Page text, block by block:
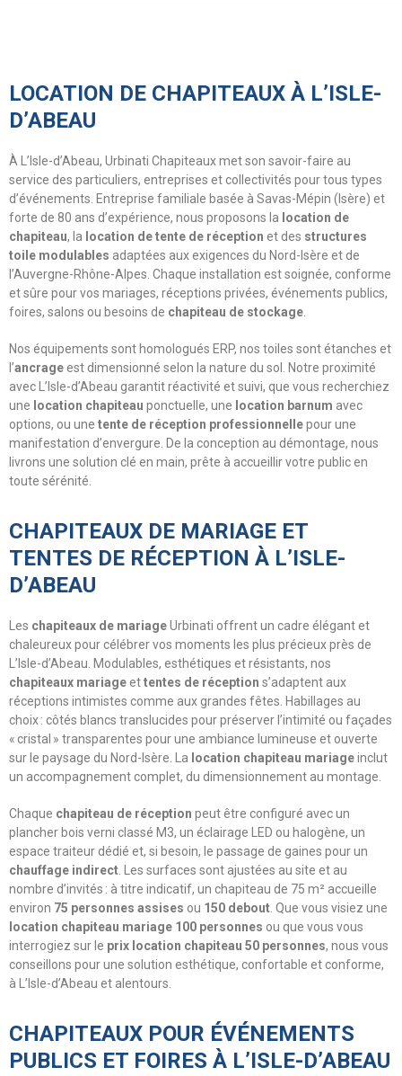
LOCATION DE CHAPITEAUX À L’ISLE-
D’ABEAU
À L’Isle-d’Abeau, Urbinati Chapiteaux met son savoir-faire au
service des particuliers, entreprises et collectivités pour tous types
d’événements. Entreprise familiale basée à Savas-Mépin (Isère) et
forte de 80 ans d’expérience, nous proposons la location de
chapiteau, la location de tente de réception et des structures
toile modulables adaptées aux exigences du Nord-Isère et de
l’Auvergne-Rhône-Alpes. Chaque installation est soignée, conforme
et sûre pour vos mariages, réceptions privées, événements publics,
foires, salons ou besoins de chapiteau de stockage.
Nos équipements sont homologués ERP, nos toiles sont étanches et
l’ancrageest dimensionné selon la nature du sol. Notre proximité
avec L’Isle-d’Abeau garantit réactivité et suivi, que vous recherchiez
une location chapiteau ponctuelle, une location barnum avec
options, ou une tente de réception professionnellepour une
manifestation d’envergure. De la conception au démontage, nous
livrons une solution clé en main, prête à accueillir votre public en
toute sérénité.
CHAPITEAUX DE MARIAGE ET
TENTES DE RÉCEPTION À L’ISLE-
D’ABEAU
Les chapiteaux de mariageUrbinati offrent un cadre élégant et
chaleureux pour célébrer vos moments les plus précieux près de
L’Isle-d’Abeau. Modulables, esthétiques et résistants, nos
chapiteaux mariageettentes de réception s’adaptent aux
réceptions intimistes comme aux grandes fêtes. Habillages au
choix : côtés blancs translucides pour préserver l’intimité ou façades
« cristal » transparentes pour une ambiance lumineuse et ouverte
sur le paysage du Nord-Isère. La location chapiteau mariageinclut
un accompagnement complet, du dimensionnement au montage.
Chaque chapiteau de réception peut être configuré avec un
plancher bois verni classé M3, un éclairage LED ou halogène, un
espace traiteur dédié et, si besoin, le passage de gaines pour un
chauffage indirect. Les surfaces sont ajustées au site et au
nombre d’invités : à titre indicatif, un chapiteau de 75 m² accueille
environ 75 personnes assises ou 150 debout. Que vous visiez une
location chapiteau mariage 100 personnes ou que vous vous
interrogiez sur le prix location chapiteau 50 personnes, nous vous
conseillons pour une solution esthétique, confortable et conforme,
à L’Isle-d’Abeau et alentours.
CHAPITEAUX POUR ÉVÉNEMENTS
PUBLICS ET FOIRES À L’ISLE-D’ABEAU